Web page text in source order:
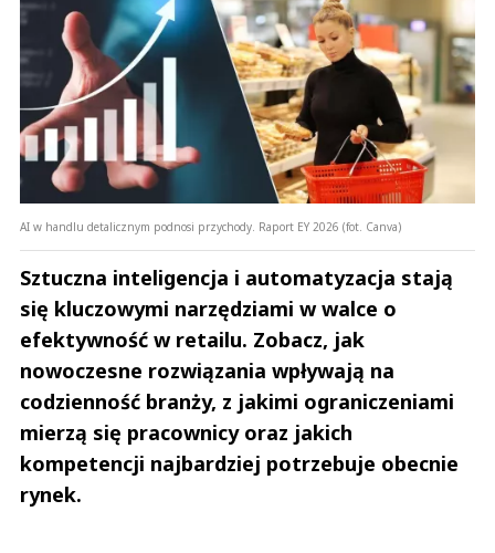
AI w handlu detalicznym podnosi przychody. Raport EY 2026 (fot. Canva)
Sztuczna inteligencja i automatyzacja stają
się kluczowymi narzędziami w walce o
efektywność w retailu. Zobacz, jak
nowoczesne rozwiązania wpływają na
codzienność branży, z jakimi ograniczeniami
mierzą się pracownicy oraz jakich
kompetencji najbardziej potrzebuje obecnie
rynek.